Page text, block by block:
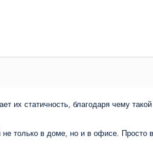
их статичность, благодаря чему
только в доме, но и в офисе. Просто